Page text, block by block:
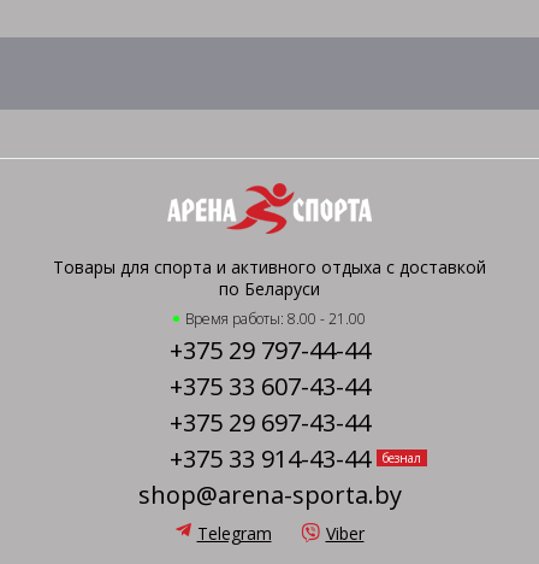
Товары для спорта и активного отдыха с доставкой
по Беларуси
Время работы: 8.00 - 21.00
+375 29 797-44-44
+375 33 607-43-44
+375 29 697-43-44
+375 33 914-43-44
безнал
shop@arena-sporta.by
Telegram Viber